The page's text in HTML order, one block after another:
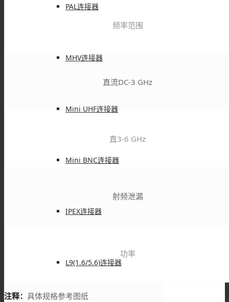
PAL连接器
MHV连接器
Mini UHF连接器
Mini BNC连接器
IPEX连接器
L9(1.6/5.6)连接器
频率范围
直流DC-3 GHz
直3-6 GHz
射频泄漏
功率
注释： 具体规格参考图纸